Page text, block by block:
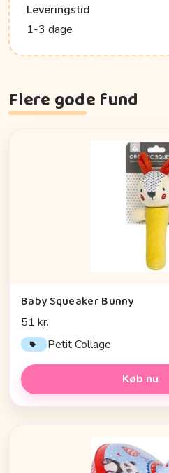
Leveringstid
1-3 dage
Flere gode fund
Baby Squeaker Bunny
51 kr.
Petit Collage
Køb nu